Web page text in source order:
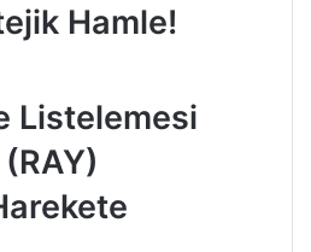
Hamle!
Listelemesi